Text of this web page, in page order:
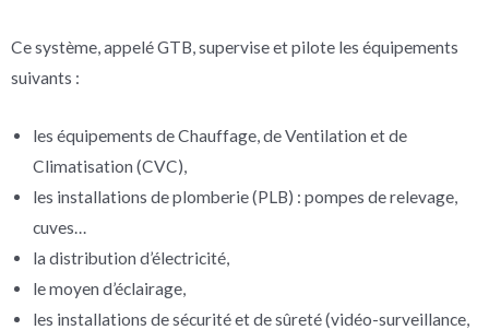
Ce système, appelé GTB, supervise et pilote les équipements
suivants :
les équipements de Chauffage, de Ventilation et de
Climatisation (CVC),
les installations de plomberie (PLB) : pompes de relevage,
cuves…
la distribution d’électricité,
le moyen d’éclairage,
les installations de sécurité et de sûreté (vidéo-surveillance,